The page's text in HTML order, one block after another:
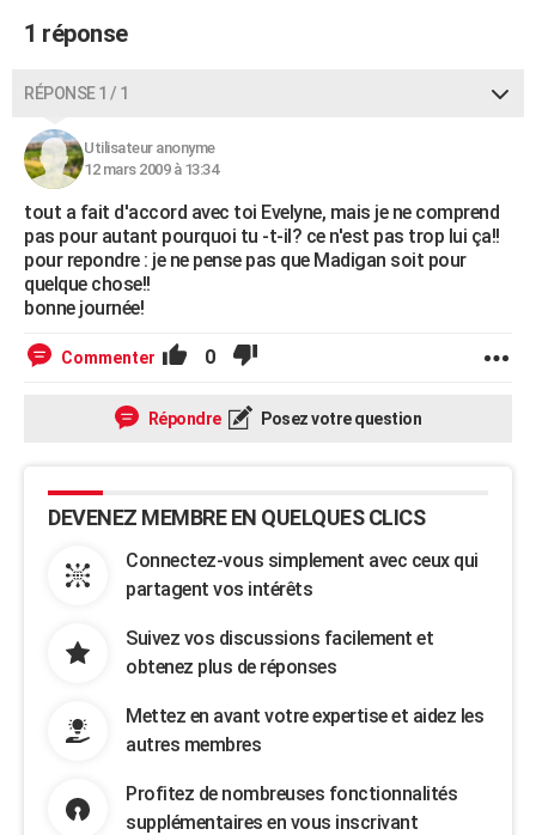
CARTE DE VOEUX
DICTIONNAIRE
PROGRAMME TV
COPAINS D'AVANT
S'inscrire
Se connecter
Lycées
Collèges
Primaires
Universités
Entreprises
Service militaire
Avis de recherche
AVIS DE DÉCÈS
FORUM
Bricolage
Lifestyle
Culture
Sport
Auto
Television
Voyage
Cinema
1 réponse
RÉPONSE 1 / 1
Utilisateur anonyme
12 mars 2009 à 13:34
tout a fait d'accord avec toi Evelyne, mais je ne comprend
pas pour autant pourquoi tu -t-il? ce n'est pas trop lui ça!!
pour repondre : je ne pense pas que Madigan soit pour
quelque chose!!
bonne journée!
Commenter 0
Répondre Posez votre question
DEVENEZ MEMBRE EN QUELQUES CLICS
Connectez-vous simplement avec ceux qui
partagent vos intérêts
Suivez vos discussions facilement et
obtenez plus de réponses
Mettez en avant votre expertise et aidez les
autres membres
Profitez de nombreuses fonctionnalités
supplémentaires en vous inscrivant